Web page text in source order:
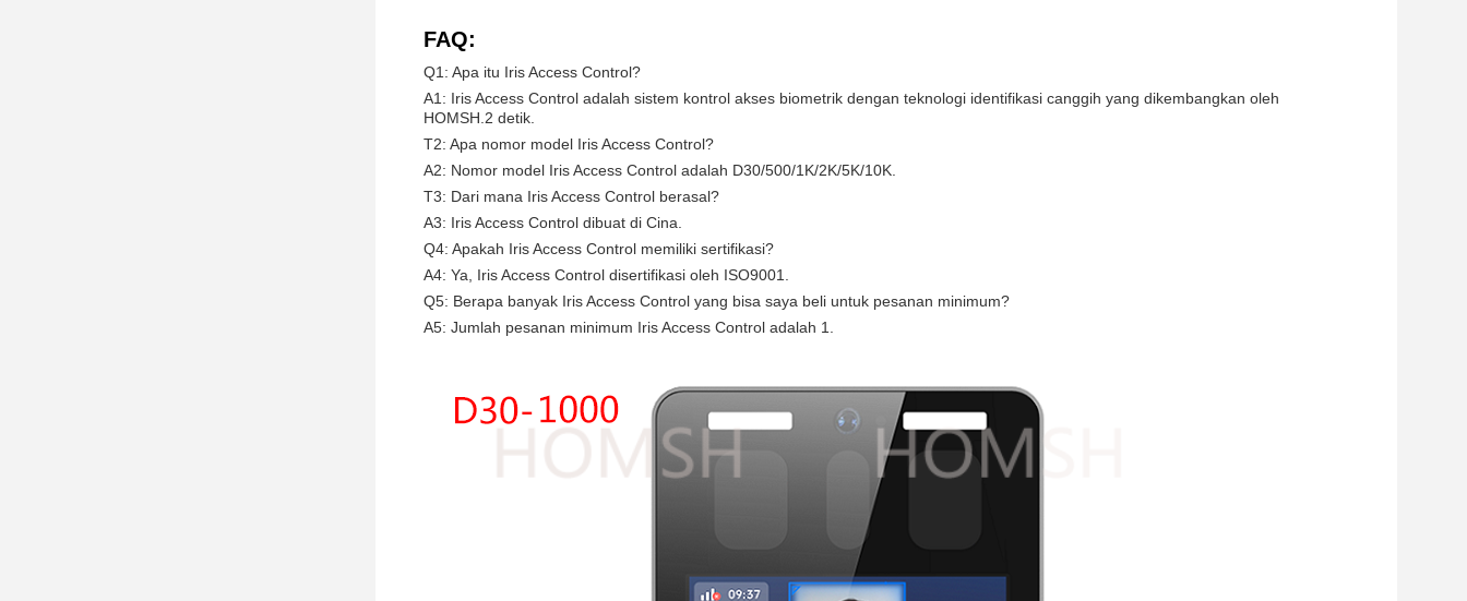
FAQ:
Q1: Apa itu Iris Access Control?
A1: Iris Access Control adalah sistem kontrol akses biometrik dengan teknologi identifikasi canggih yang dikembangkan oleh
HOMSH.2 detik.
T2: Apa nomor model Iris Access Control?
A2: Nomor model Iris Access Control adalah D30/500/1K/2K/5K/10K.
T3: Dari mana Iris Access Control berasal?
A3: Iris Access Control dibuat di Cina.
Q4: Apakah Iris Access Control memiliki sertifikasi?
A4: Ya, Iris Access Control disertifikasi oleh ISO9001.
Q5: Berapa banyak Iris Access Control yang bisa saya beli untuk pesanan minimum?
A5: Jumlah pesanan minimum Iris Access Control adalah 1.